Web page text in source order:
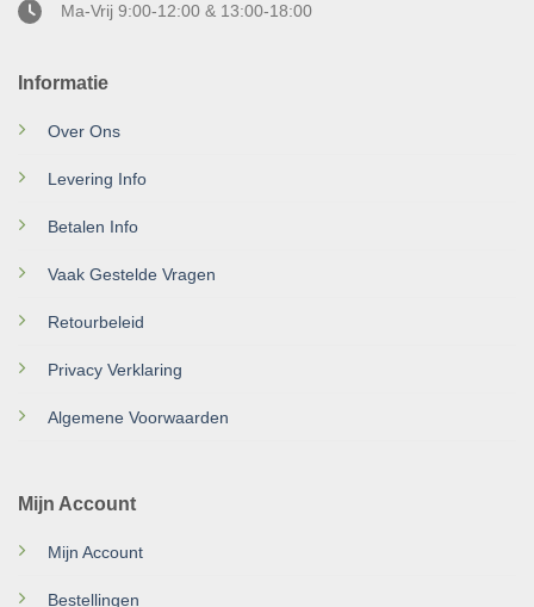
Informatie
Over Ons
Levering Info
Betalen Info
Vaak Gestelde Vragen
Retourbeleid
Privacy Verklaring
Algemene Voorwaarden
Mijn Account
Mijn Account
Bestellingen
Ma-Vrij 9:00-12:00 & 13:00-18:00